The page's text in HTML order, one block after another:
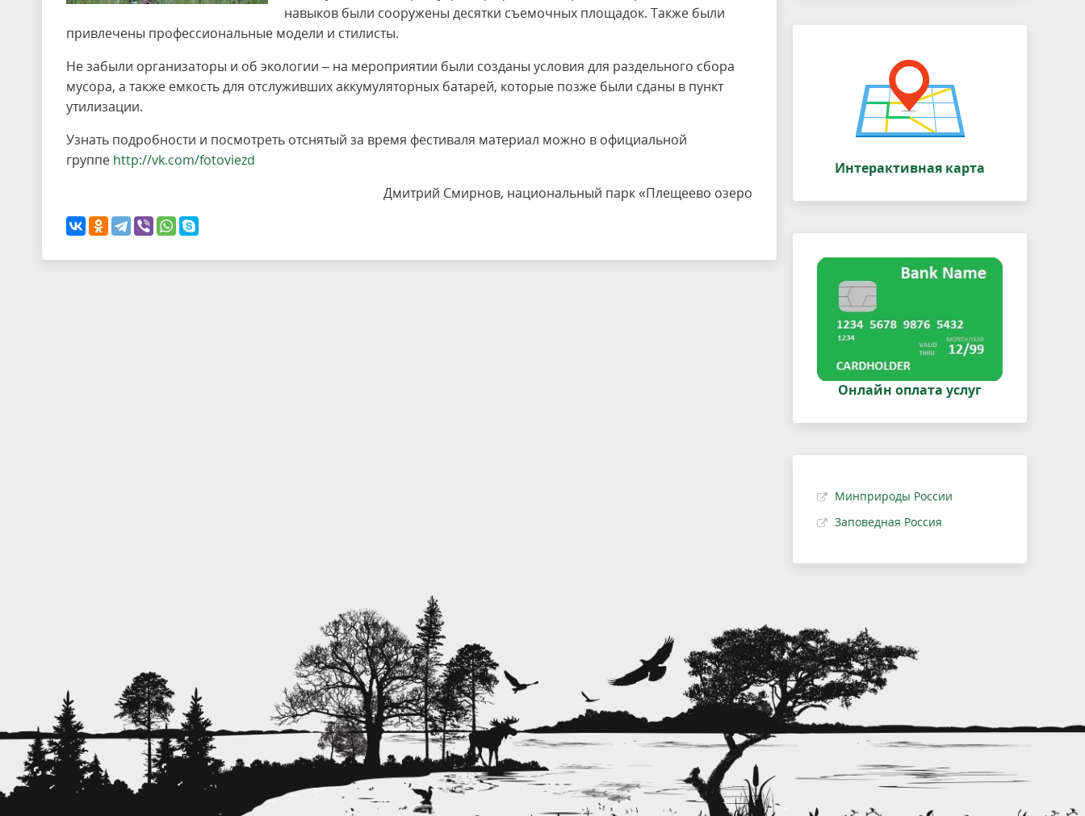
навыков были сооружены десятки съемочных площадок. Также были
привлечены профессиональные модели и стилисты.
Не забыли организаторы и об экологии – на мероприятии были созданы условия для раздельного сбора
мусора, а также емкость для отслуживших аккумуляторных батарей, которые позже были сданы в пункт
утилизации.
Узнать подробности и посмотреть отснятый за время фестиваля материал можно в официальной
группе http://vk.com/fotoviezd
Дмитрий Смирнов, национальный парк «Плещеево озеро
Интерактивная карта
Онлайн оплата услуг
Минприроды России
Заповедная Россия